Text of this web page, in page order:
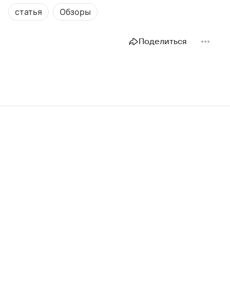
статья Обзоры
Поделиться